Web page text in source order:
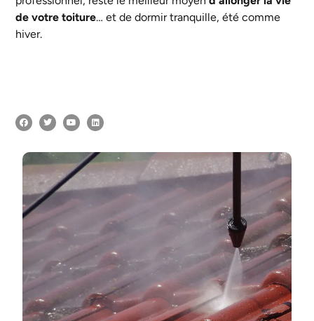
de votre toiture… et de dormir tranquille, été comme
hiver.